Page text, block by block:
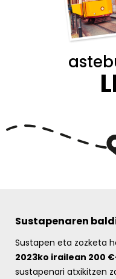
Sustapenaren
Sustapen eta zozketa
2023ko irailean 200
sustapenari atxikitzen